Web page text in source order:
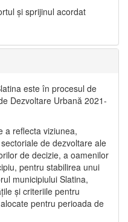
şi sprijinul acordat
este în procesul de
Dezvoltare Urbană 2021‐
a reflecta viziunea,
de dezvoltare ale
de decizie, a oamenilor
pentru stabilirea unui
municipiului Slatina,
și criteriile pentru
pentru perioada de